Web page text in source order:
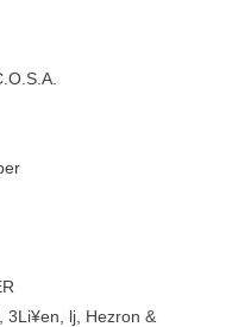
3Li¥en, lj, Hezron &